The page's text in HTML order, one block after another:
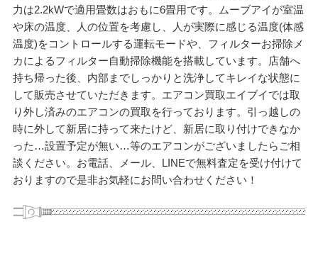
力は2.2kWで適用畳数はおもに6畳用です。ムーブアイが室温
や床の温度、人の位置を考慮し、人が実際に感じる温度(体感
温度)をコントロールする運転モードや、フィルターお掃除メ
カによるフィルター自動掃除機能を搭載しています。店舗へ
持ち帰った後、内部までしっかりと洗浄してキレイな状態に
して販売させていただきます。エアコン買取エイブイでは取
り外し済みのエアコンの買取を行っております。引っ越しの
時に外して新居に持って来たけど、新居に取り付けできなか
った…設置予定が無い…等のエアコンがございましたらご相
談ください。お電話、メール、LINEで無料査定を受け付けて
おりますので是非お気軽にお問い合わせください！